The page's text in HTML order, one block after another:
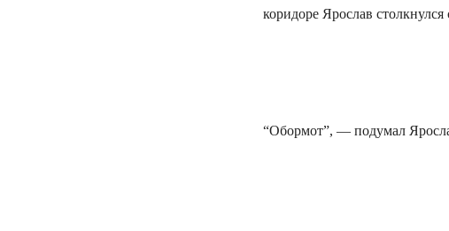
коридоре Ярослав
“Обормот”, — подумал